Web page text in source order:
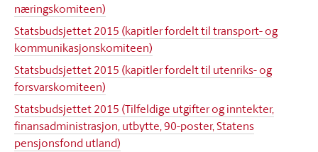
næringskomiteen)
Statsbudsjettet 2015 (kapitler fordelt til transport- og
kommunikasjonskomiteen)
Statsbudsjettet 2015 (kapitler fordelt til utenriks- og
forsvarskomiteen)
Statsbudsjettet 2015 (Tilfeldige utgifter og inntekter,
finansadministrasjon, utbytte, 90-poster, Statens
pensjonsfond utland)